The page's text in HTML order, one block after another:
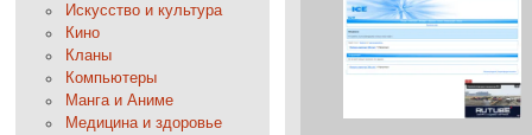
Искусство и культура
Кино
Кланы
Компьютеры
Манга и Аниме
Медицина и здоровье